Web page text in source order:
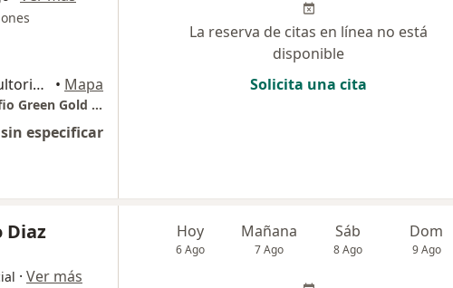
Avenida Carrera 27 # 37-33, consultorio 609, Bucaramanga • Mapa
Consulta BGA, consultorio 609, Edicifio Green Gold Empresarial
especificar
La reserva de citas en línea no está
disponible
Solicita una cita
Diaz
· Ver más
Hoy
6 Ago
Mañana
7 Ago
Sáb
8 Ago
Dom
9 Ago